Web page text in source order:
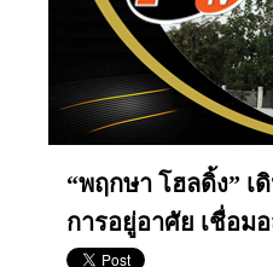
“พฤกษา โฮลดิ้ง” เ
การอยู่อาศัย เชื่อม